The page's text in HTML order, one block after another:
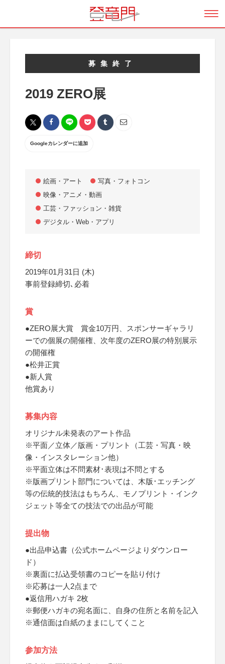
募集終了
2019 ZERO展
Googleカレンダーに追加
絵画・アート
写真・フォトコン
映像・アニメ・動画
工芸・ファッション・雑貨
デジタル・Web・アプリ
締切
2019年01月31日 (木)
事前登録締切､必着
賞
●ZERO展大賞 賞金10万円、スポンサーギャラリ
ーでの個展の開催権、次年度のZERO展の特別展示
の開催権
●松井正賞
●新人賞
他賞あり
募集内容
オリジナル未発表のアート作品
※平面／立体／版画・プリント（工芸・写真・映
像・インスタレーション他）
※平面立体は不問素材･表現は不問とする
※版画プリント部門については、木版･エッチング
等の伝統的技法はもちろん、モノプリント・インク
ジェット等全ての技法での出品が可能
提出物
●出品申込書（公式ホームページよりダウンロー
ド）
※裏面に払込受領書のコピーを貼り付け
※応募は一人2点まで
●返信用ハガキ 2枚
※郵便ハガキの宛名面に、自身の住所と名前を記入
※通信面は白紙のままにしてくこと
参加方法